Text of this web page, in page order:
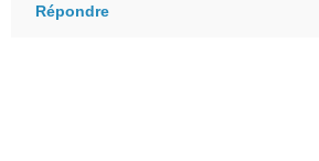
Répondre